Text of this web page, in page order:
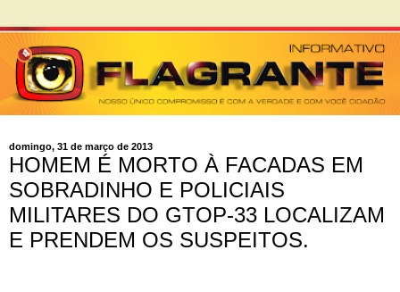
domingo, 31 de março de 2013
HOMEM É MORTO À FACADAS EM
SOBRADINHO E POLICIAIS
MILITARES DO GTOP-33 LOCALIZAM
E PRENDEM OS SUSPEITOS.